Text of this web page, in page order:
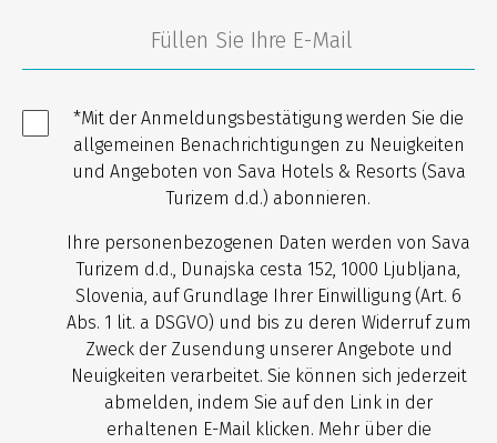
*Mit der Anmeldungsbestätigung werden Sie die
allgemeinen Benachrichtigungen zu Neuigkeiten
und Angeboten von Sava Hotels & Resorts (Sava
Turizem d.d.) abonnieren.
Ihre personenbezogenen Daten werden von Sava
Turizem d.d., Dunajska cesta 152, 1000 Ljubljana,
Slovenia, auf Grundlage Ihrer Einwilligung (Art. 6
Abs. 1 lit. a DSGVO) und bis zu deren Widerruf zum
Zweck der Zusendung unserer Angebote und
Neuigkeiten verarbeitet. Sie können sich jederzeit
abmelden, indem Sie auf den Link in der
erhaltenen E-Mail klicken. Mehr über die